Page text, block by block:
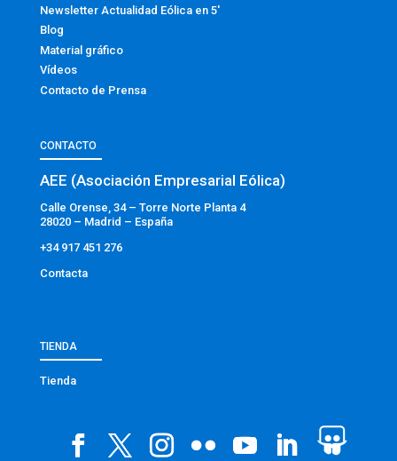
Newsletter Actualidad Eólica en 5′
Blog
Material gráfico
Vídeos
Contacto de Prensa
CONTACTO
AEE (Asociación Empresarial Eólica)
Calle Orense, 34 – Torre Norte Planta 4
28020 – Madrid – España
+34 917 451 276
Contacta
TIENDA
Tienda